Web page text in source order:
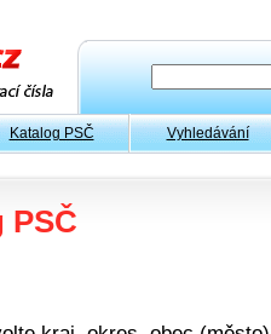
Katalog PSČ Vyhledávání
PSČ